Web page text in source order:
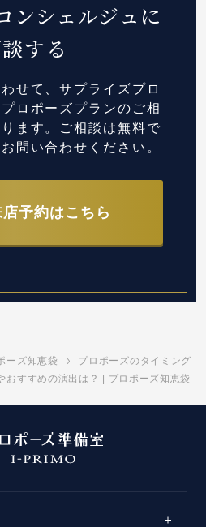
ンシェルジュに
する
せて、サプライズプロ
プロポーズプランのご相
ます。 ご相談は無料で
問い合わせください。
店予約はこちら
ーズ知恵袋
プロポーズのタイミング
おすすめの演出は？ | プロポーズ知恵袋